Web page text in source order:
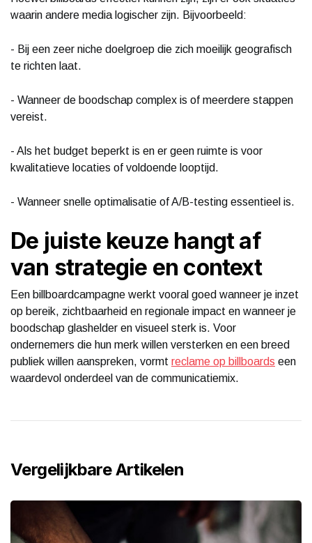
waarin andere media logischer zijn. Bijvoorbeeld:
- Bij een zeer niche doelgroep die zich moeilijk geografisch
te richten laat.
- Wanneer de boodschap complex is of meerdere stappen
vereist.
- Als het budget beperkt is en er geen ruimte is voor
kwalitatieve locaties of voldoende looptijd.
- Wanneer snelle optimalisatie of A/B-testing essentieel is.
De juiste keuze hangt af
van strategie en context
Een billboardcampagne werkt vooral goed wanneer je inzet
op bereik, zichtbaarheid en regionale impact en wanneer je
boodschap glashelder en visueel sterk is. Voor
ondernemers die hun merk willen versterken en een breed
publiek willen aanspreken, vormt reclame op billboards een
waardevol onderdeel van de communicatiemix.
Vergelijkbare Artikelen